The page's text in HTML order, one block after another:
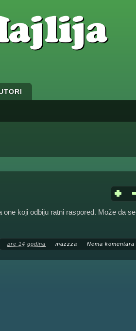
koji odbiju ratni raspored. Može da se
pre 14 godina mazzza Nema komentara